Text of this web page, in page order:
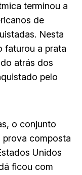
terminou a
de
Nesta
faturou a prata
atrás dos
pelo
o conjunto
prova composta
Unidos
ficou com